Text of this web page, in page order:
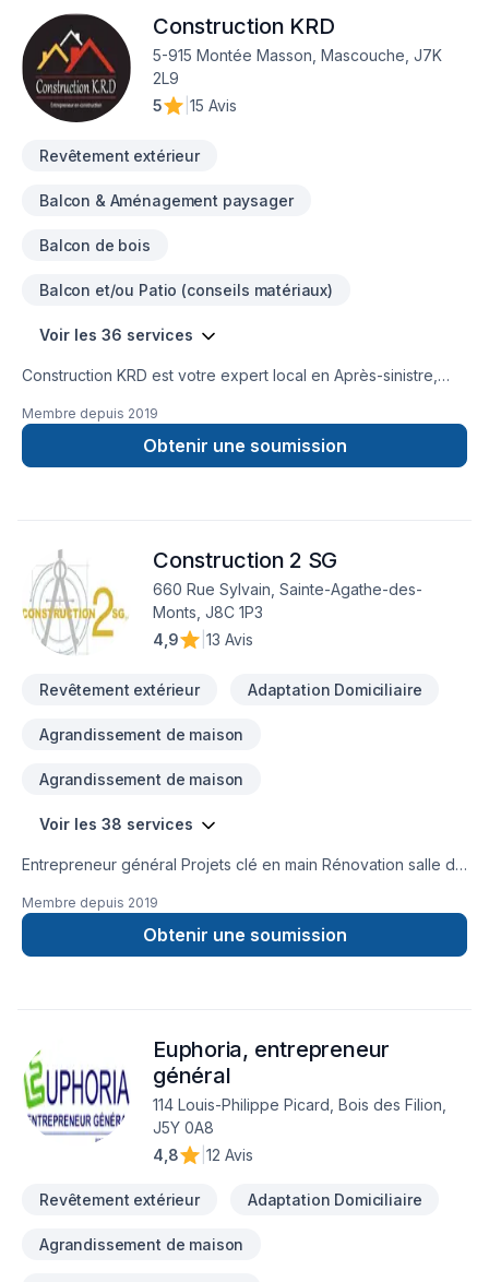
Construction KRD
5-915 Montée Masson, Mascouche, J7K
2L9
5
15 Avis
Revêtement extérieur
Balcon & Aménagement paysager
Balcon de bois
Balcon et/ou Patio (conseils matériaux)
Voir les 36 services
Construction KRD est votre expert local en Après-sinistre,
Garage, Gouttières, Gypse, Insonorisation, Isolation mur,
Patio, Plancher, Rénovation générale, Revêtement extérieur,
Salle de bain, Sous-sol dans les secteurs de
et un service clé en main irréprochable. Confiez votre projet
à une équipe qui a à cœur votre satisfaction.
Membre depuis 2019
Obtenir une soumission
Construction 2 SG
660 Rue Sylvain, Sainte-Agathe-des-
Monts, J8C 1P3
4,9
13 Avis
Revêtement extérieur Adaptation Domiciliaire
Agrandissement de maison
Agrandissement de maison
Voir les 38 services
Entrepreneur général Projets clé en main Rénovation salle de
et une en Estrie pour mieux vous servir
Membre depuis 2019
Obtenir une soumission
Euphoria, entrepreneur
général
114 Louis-Philippe Picard, Bois des Filion,
J5Y 0A8
4,8
12 Avis
Revêtement extérieur Adaptation Domiciliaire
Agrandissement de maison